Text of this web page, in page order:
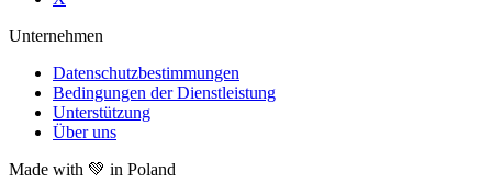
Unternehmen
Datenschutzbestimmungen
Bedingungen der Dienstleistung
Unterstützung
Über uns
Made with 💚 in Poland